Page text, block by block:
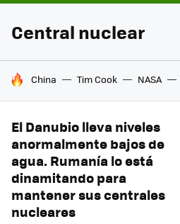
Central nuclear
HOY SE HABLA DE
China Tim Cook NASA
El Danubio lleva niveles
anormalmente bajos de
agua. Rumanía lo está
dinamitando para
mantener sus centrales
nucleares